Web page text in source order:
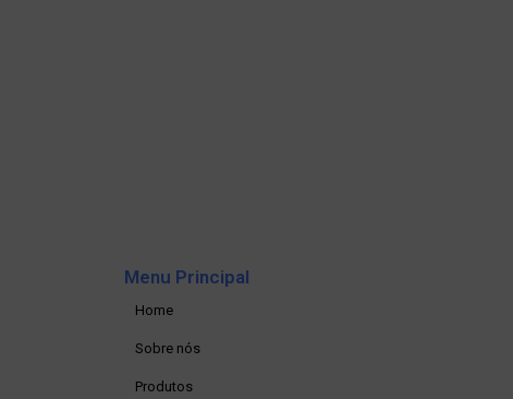
Menu Principal
Home
Sobre nós
Produtos